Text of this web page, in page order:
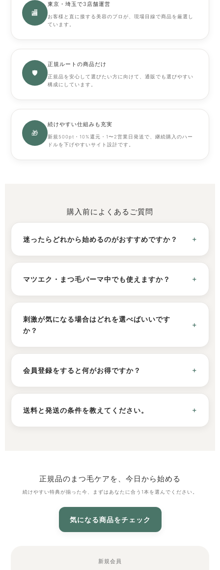
🏬
東京・埼玉で3店舗運営
お客様と直に接する美容のプロが、現場目線で商品を厳選し
ています。
🛡
正規ルートの商品だけ
正規品を安心して選びたい方に向けて、通販でも選びやすい
構成にしています。
🎁
続けやすい仕組みも充実
新規500pt・10%還元・1〜2営業日発送で、継続購入のハー
ドルを下げやすいサイト設計です。
購入前によくあるご質問
迷ったらどれから始めるのがおすすめですか？
マツエク・まつ毛パーマ中でも使えますか？
刺激が気になる場合はどれを選べばいいです
か？
会員登録をすると何がお得ですか？
送料と発送の条件を教えてください。
正規品のまつ毛ケアを、今日から始める
続けやすい特典が揃った今、まずはあなたに合う1本を選んでください。
気になる商品をチェック
新規会員